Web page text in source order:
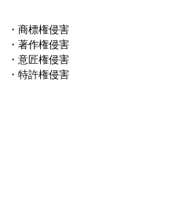
・商標権侵害
・著作権侵害
・意匠権侵害
・特許権侵害